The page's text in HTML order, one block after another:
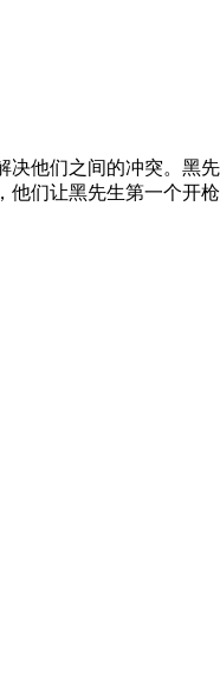
他们之间的冲突。黑
们让黑先生第一个开